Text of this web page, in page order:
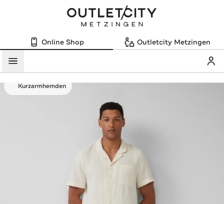
Online Shop Outletcity Metzingen
Menü
Kurzarmhemden